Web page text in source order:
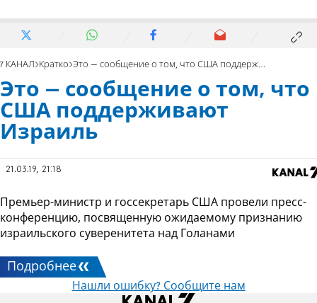
7 КАНАЛ Кратко Это – сообщение о том, что США поддерживают Израиль
Это – сообщение о том, что
США поддерживают
Израиль
21.03.19, 21:18
Премьер-министр и госсекретарь США провели пресс-
конференцию, посвященную ожидаемому признанию
израильского суверенитета над Голанами
Подробнее
Нашли ошибку? Сообщите нам